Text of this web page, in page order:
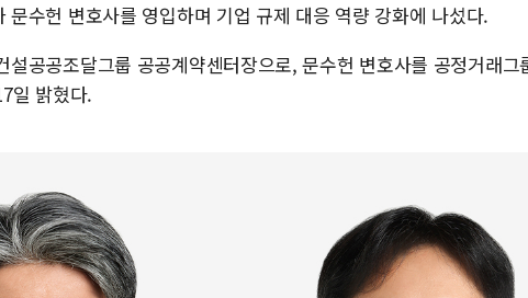
문수헌 변호사를 영입하며 기업 규제 대응 역량 강화에 나섰다.
설공공조달그룹 공공계약센터장으로, 문수헌 변호사를 공정거래그
일 밝혔다.